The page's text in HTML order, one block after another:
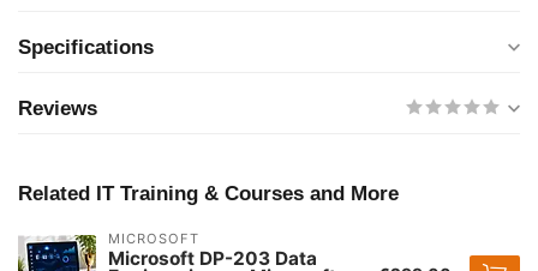
Specifications
Reviews
Related IT Training & Courses and More
MICROSOFT
Microsoft DP-203 Data